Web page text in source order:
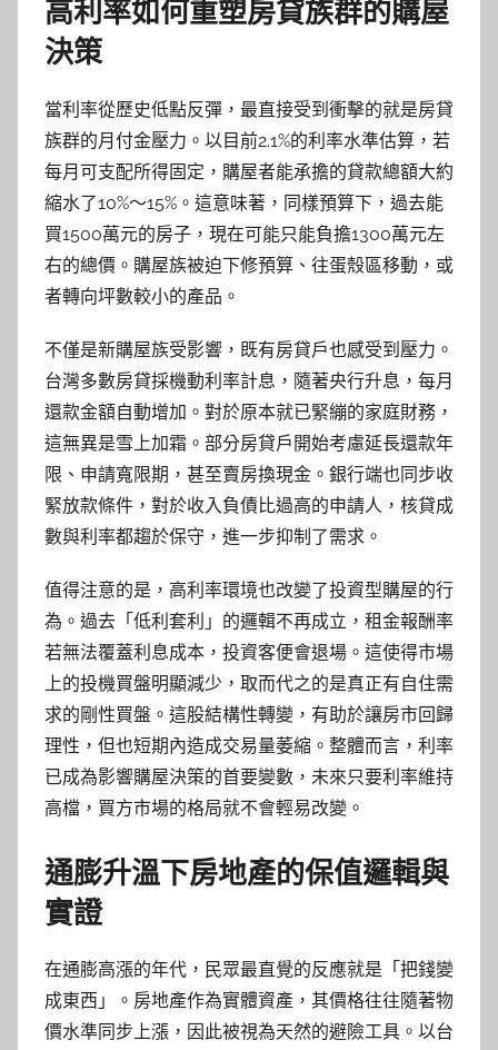
高利率如何重塑房貸族群的購屋
決策
當利率從歷史低點反彈，最直接受到衝擊的就是房貸
族群的月付金壓力。以目前2.1%的利率水準估算，若
每月可支配所得固定，購屋者能承擔的貸款總額大約
縮水了10%～15%。這意味著，同樣預算下，過去能
買1500萬元的房子，現在可能只能負擔1300萬元左
右的總價。購屋族被迫下修預算、往蛋殼區移動，或
者轉向坪數較小的產品。
不僅是新購屋族受影響，既有房貸戶也感受到壓力。
台灣多數房貸採機動利率計息，隨著央行升息，每月
還款金額自動增加。對於原本就已緊繃的家庭財務，
這無異是雪上加霜。部分房貸戶開始考慮延長還款年
限、申請寬限期，甚至賣房換現金。銀行端也同步收
緊放款條件，對於收入負債比過高的申請人，核貸成
數與利率都趨於保守，進一步抑制了需求。
值得注意的是，高利率環境也改變了投資型購屋的行
為。過去「低利套利」的邏輯不再成立，租金報酬率
若無法覆蓋利息成本，投資客便會退場。這使得市場
上的投機買盤明顯減少，取而代之的是真正有自住需
求的剛性買盤。這股結構性轉變，有助於讓房市回歸
理性，但也短期內造成交易量萎縮。整體而言，利率
已成為影響購屋決策的首要變數，未來只要利率維持
高檔，買方市場的格局就不會輕易改變。
通膨升溫下房地產的保值邏輯與
實證
在通膨高漲的年代，民眾最直覺的反應就是「把錢變
成東西」。房地產作為實體資產，其價格往往隨著物
價水準同步上漲，因此被視為天然的避險工具。以台